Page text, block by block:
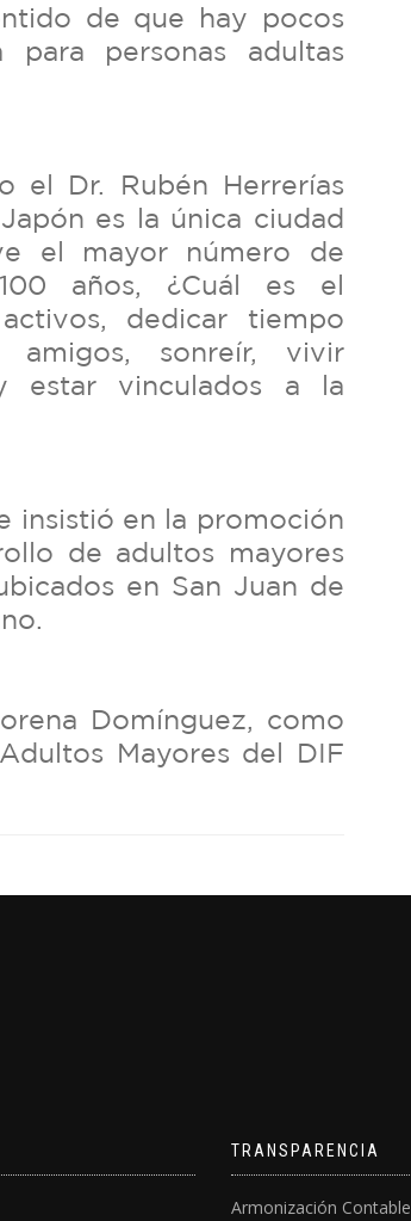
de que hay pocos
para personas adultas
el Dr. Rubén Herrerías
es la única ciudad
el mayor número de
años, ¿Cuál es el
dedicar tiempo
sonreír, vivir
estar vinculados a la
insistió en la promoción
de adultos mayores
en San Juan de
Domínguez, como
Mayores del DIF
TRANSPARENCIA
Armonización Contable